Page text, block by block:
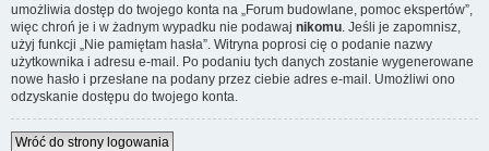
umożliwia dostęp do twojego konta na „Forum budowlane, pomoc ekspertów”,
więc chroń je i w żadnym wypadku nie podawaj nikomu. Jeśli je zapomnisz,
użyj funkcji „Nie pamiętam hasła”. Witryna poprosi cię o podanie nazwy
użytkownika i adresu e-mail. Po podaniu tych danych zostanie wygenerowane
nowe hasło i przesłane na podany przez ciebie adres e-mail. Umożliwi ono
odzyskanie dostępu do twojego konta.
Wróć do strony logowania